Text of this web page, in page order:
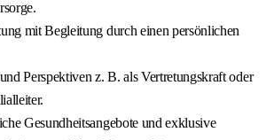
mit Begleitung durch einen persönlichen
Perspektiven z. B. als Vertretungskraft oder
Gesundheitsangebote und exklusive